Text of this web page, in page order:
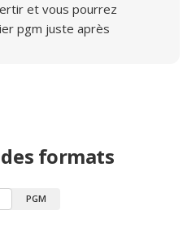
et vous pourrez
pgm juste après
formats
PGM